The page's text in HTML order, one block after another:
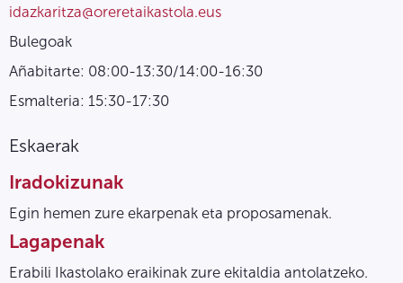
idazkaritza@oreretaikastola.eus
Bulegoak
Añabitarte: 08:00-13:30/14:00-16:30
Esmalteria: 15:30-17:30
Eskaerak
Iradokizunak
Egin hemen zure ekarpenak eta proposamenak.
Lagapenak
Erabili Ikastolako eraikinak zure ekitaldia antolatzeko.